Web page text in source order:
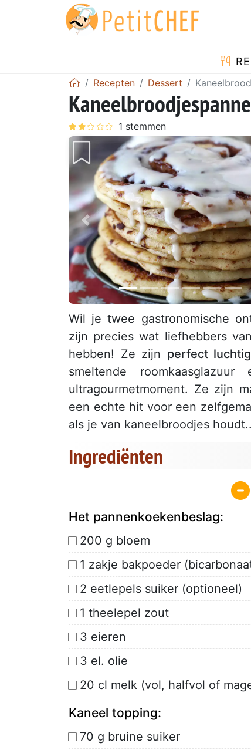
Recepten Dessert
Vorig
Wil je twee gastronomische
zijn precies wat liefhebbers
hebben! Ze zijn perfect luchtig
smeltende
ultragourmetmoment. Ze zijn
een echte hit voor een
als je van kaneelbroodjes
Ingrediënten
Het pannenkoekenbeslag:
200 g bloem
1 zakje bakpoeder
2 eetlepels suiker (optioneel)
1 theelepel zout
3 eieren
3 el. olie
20 cl melk (vol, halfvol of
Kaneel topping:
70 g bruine suiker